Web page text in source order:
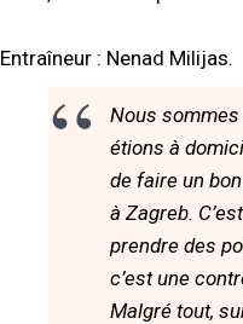
Entraîneur : Nenad Milijas.
Nous
étions à
de faire un
à Zagreb.
prendre des
c’est une
Malgré tout,